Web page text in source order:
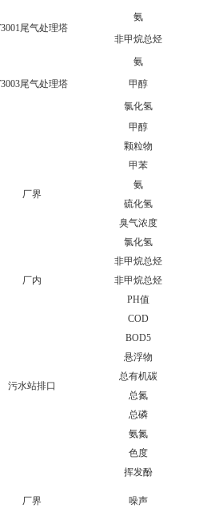
尾气处理塔
氨
非甲烷总烃
尾气处理塔
氨
甲醇
氯化氢
厂界
甲醇
颗粒物
甲苯
氨
硫化氢
臭气浓度
氯化氢
非甲烷总烃
厂内
非甲烷总烃
污水站排口
PH值
COD
BOD5
悬浮物
总有机碳
总氮
总磷
氨氮
色度
挥发酚
厂界 噪声